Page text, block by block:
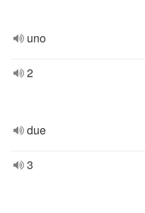
uno
2
due
3